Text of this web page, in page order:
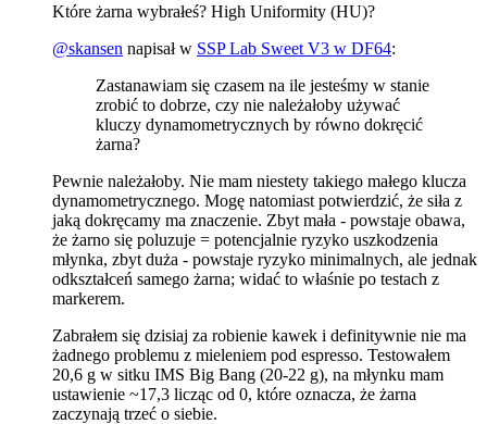
Które żarna wybrałeś? High Uniformity (HU)?
@skansen napisał w SSP Lab Sweet V3 w DF64:
Zastanawiam się czasem na ile jesteśmy w stanie
zrobić to dobrze, czy nie należałoby używać
kluczy dynamometrycznych by równo dokręcić
żarna?
Pewnie należałoby. Nie mam niestety takiego małego klucza
dynamometrycznego. Mogę natomiast potwierdzić, że siła z
jaką dokręcamy ma znaczenie. Zbyt mała - powstaje obawa,
że żarno się poluzuje = potencjalnie ryzyko uszkodzenia
młynka, zbyt duża - powstaje ryzyko minimalnych, ale jednak
odkształceń samego żarna; widać to właśnie po testach z
markerem.
Zabrałem się dzisiaj za robienie kawek i definitywnie nie ma
żadnego problemu z mieleniem pod espresso. Testowałem
20,6 g w sitku IMS Big Bang (20-22 g), na młynku mam
ustawienie ~17,3 licząc od 0, które oznacza, że żarna
zaczynają trzeć o siebie.